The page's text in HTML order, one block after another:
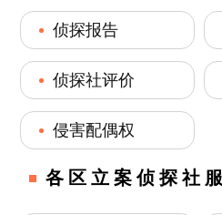
侦探报告
侦探社评价
侵害配偶权
各区立案侦探社